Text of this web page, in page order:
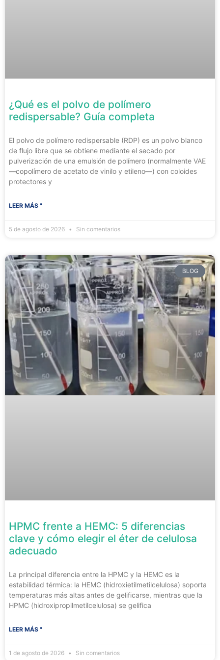
¿Qué es el polvo de polímero
redispersable? Guía completa
El polvo de polímero redispersable (RDP) es un polvo blanco
de flujo libre que se obtiene mediante el secado por
pulverización de una emulsión de polímero (normalmente VAE
—copolímero de acetato de vinilo y etileno—) con coloides
protectores y
LEER MÁS "
5 de agosto de 2026 Sin comentarios
BLOG
HPMC frente a HEMC: 5 diferencias
clave y cómo elegir el éter de celulosa
adecuado
La principal diferencia entre la HPMC y la HEMC es la
estabilidad térmica: la HEMC (hidroxietilmetilcelulosa) soporta
temperaturas más altas antes de gelificarse, mientras que la
HPMC (hidroxipropilmetilcelulosa) se gelifica
LEER MÁS "
1 de agosto de 2026 Sin comentarios